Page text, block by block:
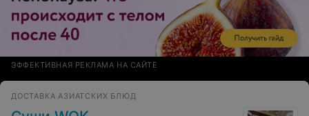
ЭФФЕКТИВНАЯ РЕКЛАМА НА САЙТЕ
ДОСТАВКА АЗИАТСКИХ БЛЮД